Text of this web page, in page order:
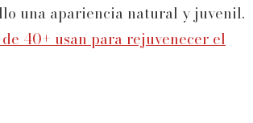
una apariencia natural y juvenil.
40+ usan para rejuvenecer el